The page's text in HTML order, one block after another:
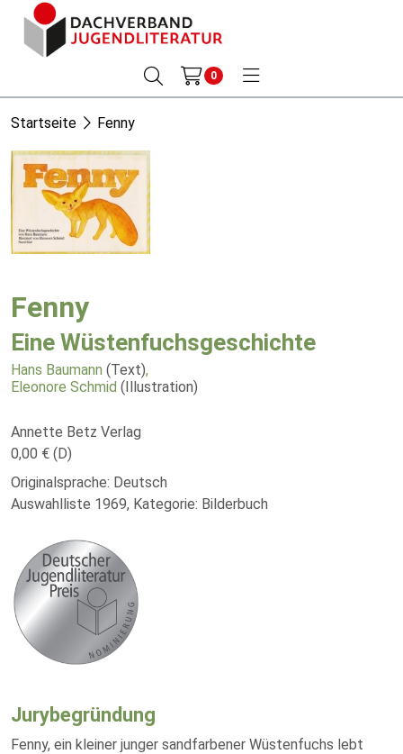
0
Startseite Fenny
Fenny
Eine Wüstenfuchsgeschichte
Hans Baumann (Text),
Eleonore Schmid (Illustration)
Annette Betz Verlag
0,00 € (D)
Originalsprache: Deutsch
Auswahlliste 1969, Kategorie: Bilderbuch
Jurybegründung
Fenny, ein kleiner junger sandfarbener Wüstenfuchs lebt